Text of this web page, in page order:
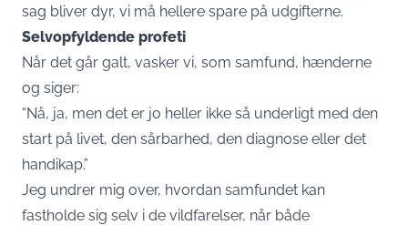
sag bliver dyr, vi må hellere spare på udgifterne.
Selvopfyldende profeti
Når det går galt, vasker vi, som samfund, hænderne
og siger:
“Nå, ja, men det er jo heller ikke så underligt med den
start på livet, den sårbarhed, den diagnose eller det
handikap.”
Jeg undrer mig over, hvordan samfundet kan
fastholde sig selv i de vildfarelser, når både